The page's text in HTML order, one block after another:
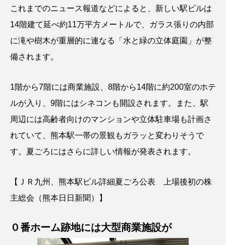
これまでのニュース報道などによると、新しい駅ビルは
14階建て延べ約11万平方メートルで、ガラス張りの内部
に滝や樹木が重層的に連なる「水と緑の立体庭園」が整
備されます。
1階から7階には商業施設、8階から14階に約200室のホテ
ルが入り、9階にはシネコンも開設されます。また、駅
周辺には高齢者向けのマンションや立体駐車場も計画さ
れていて、熊本駅一帯の景観もガラッと変わりそうで
す。夏ごろにはさらに詳しい情報が発表されます。
【ＪＲ九州、熊本駅ビル詳細夏ごろ公表 上場後初の株
主総会（熊本日日新聞）】
０番ホーム跡地には大型商業施設が